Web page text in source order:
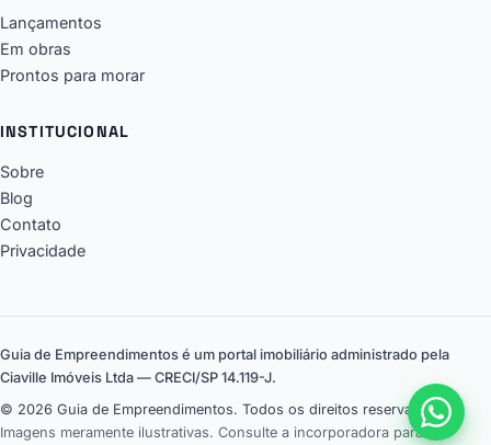
Lançamentos
Em obras
Prontos para morar
INSTITUCIONAL
Sobre
Blog
Contato
Privacidade
Guia de Empreendimentos é um portal imobiliário administrado pela
Ciaville Imóveis Ltda — CRECI/SP 14.119-J.
© 2026 Guia de Empreendimentos. Todos os direitos reservados.
Imagens meramente ilustrativas. Consulte a incorporadora para